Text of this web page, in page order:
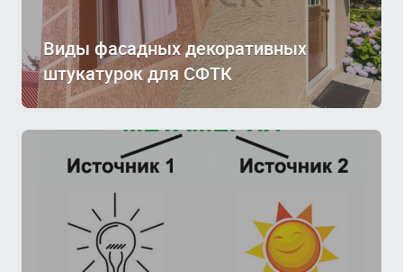
Виды фасадных декоративных
штукатурок для СФТК